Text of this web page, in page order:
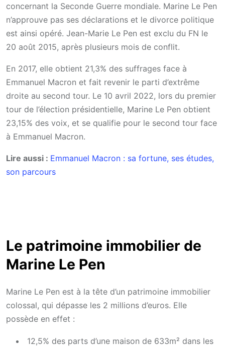
concernant la Seconde Guerre mondiale. Marine Le Pen
n’approuve pas ses déclarations et le divorce politique
est ainsi opéré. Jean-Marie Le Pen est exclu du FN le
20 août 2015, après plusieurs mois de conflit.
En 2017, elle obtient 21,3% des suffrages face à
Emmanuel Macron et fait revenir le parti d’extrême
droite au second tour. Le 10 avril 2022, lors du premier
tour de l’élection présidentielle, Marine Le Pen obtient
23,15% des voix, et se qualifie pour le second tour face
à Emmanuel Macron.
Lire aussi : Emmanuel Macron : sa fortune, ses études,
son parcours
Le patrimoine immobilier de
Marine Le Pen
Marine Le Pen est à la tête d’un patrimoine immobilier
colossal, qui dépasse les 2 millions d’euros. Elle
possède en effet :
12,5% des parts d’une maison de 633m² dans les